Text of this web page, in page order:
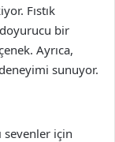
Fıstık
doyurucu bir
Ayrıca,
sunuyor.
sevenler için